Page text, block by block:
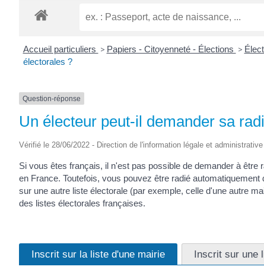
Accueil particuliers > Papiers - Citoyenneté - Élections >
électorales ?
Question-réponse
Un électeur peut-il demander sa
Vérifié le 28/06/2022 - Direction de l'information légale et
Si vous êtes français, il n'est pas possible de demander à
en France. Toutefois, vous pouvez être radié
sur une autre liste électorale (par exemple, celle d'une autre
des listes électorales françaises.
Inscrit sur la liste d'une mairie Inscrit sur une